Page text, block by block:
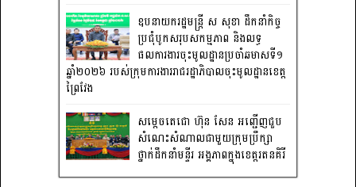
ឧបនាយករដ្ឋមន្ត្រី ស សុខា ដឹកនាំកិច្ច
ប្រជុំបូកសរុបសកម្មភាព និងលទ្ធ
ផលការងារចុះមូលដ្ឋានប្រចាំឆមាសទី១
ឆ្នាំ២០២៦ របស់ក្រុមការងាររាជរដ្ឋាភិបាលចុះមូលដ្ឋានខេត្ត
ព្រៃវែង
សម្តេចតេជោ ហ៊ុន សែន អញ្ជើញជួប
សំណេះសំណាលជាមួយក្រុមប្រឹក្សា
ថ្នាក់ដឹកនាំមន្ទីរ អង្គភាពក្នុងខេត្តរតនគិរី